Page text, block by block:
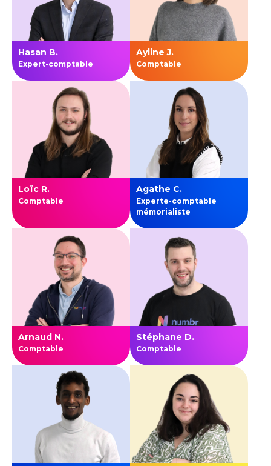
Hasan B.
Expert-comptable
Ayline J.
Comptable
Loïc R.
Comptable
Agathe C.
Experte-comptable
mémorialiste
Arnaud N.
Comptable
Stéphane D.
Comptable